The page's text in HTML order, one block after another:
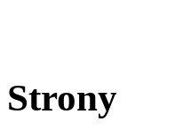
Strony